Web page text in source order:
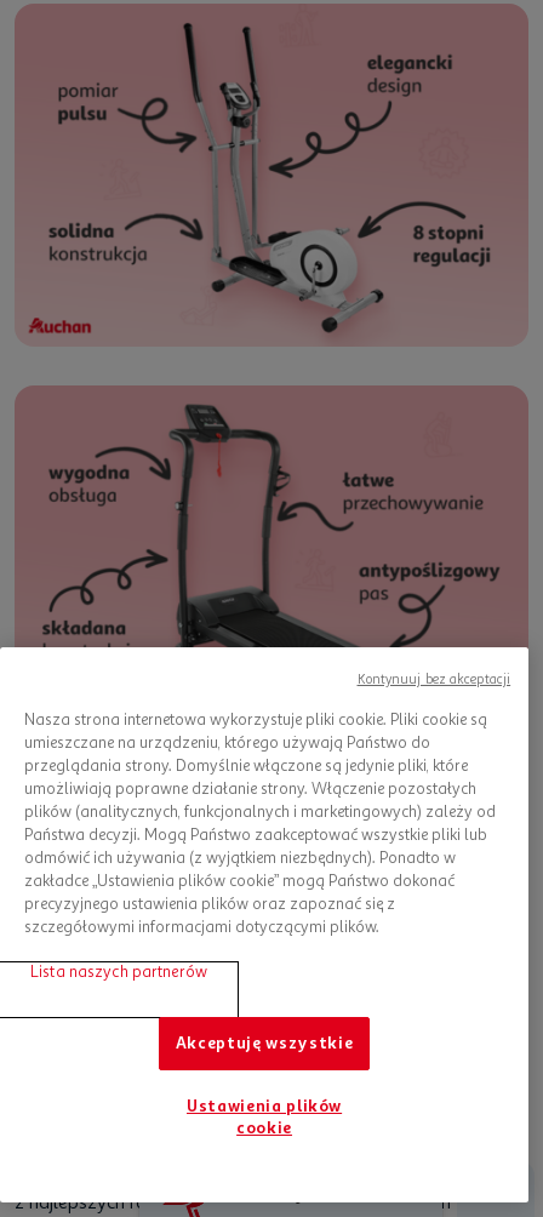
bieżnia– umożliwia wykonanie treningu biegowego bez
konieczności wychodzenia z domu. Proste urządzenie z
regulacją tempa i kąta biegu w ofercie Auchan to między
innymi bieżnia elektrycznaES-A134 marki ELITONz
nowoczesnym wyświetlaczem LCD oraz możliwością
złożenia po wykonanym treningu, co jest szczególnie
przydatne w niewielkich pomieszczeniach.
składana konstrukcja
antypoślizgowy pas
łatwe przechowywanie
Jak wykonać trening na bieżni? Zbuduj
wymarzoną sylwetkę z nami
Akcesoria do ćwiczeń oporowych
z najlepszych rodzajów aktywności. Będzie świetnym
Nasza strona internetowa wykorzystuje pliki cookie. Pliki cookie są
umieszczane na urządzeniu, którego używają Państwo do
przeglądania strony. Domyślnie włączone są jedynie pliki, które
umożliwiają poprawne działanie strony. Włączenie pozostałych
plików (analitycznych, funkcjonalnych i marketingowych) zależy od
Państwa decyzji. Mogą Państwo zaakceptować wszystkie pliki lub
odmówić ich używania (z wyjątkiem niezbędnych). Ponadto w
zakładce „Ustawienia plików cookie” mogą Państwo dokonać
precyzyjnego ustawienia plików oraz zapoznać się z
szczegółowymi informacjami dotyczącymi plików.
Lista naszych partnerów
Akceptuję wszystkie
Ustawienia plików
cookie
Kontynuuj bez akceptacji